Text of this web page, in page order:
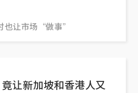
也让市场“做事”
让新加坡和香港人又